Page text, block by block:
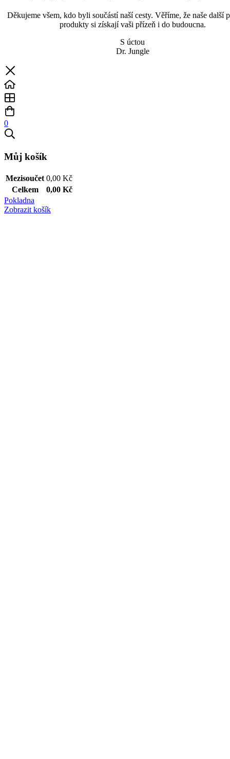
Děkujeme všem, kdo byli součástí naší cesty. Věříme, že naše další
produkty si získají vaši přízeň i do budoucna.
S úctou
Dr. Jungle
0
Můj košík
Mezisoučet 0,00 Kč
Celkem
0,00 Kč
Pokladna
Zobrazit košík